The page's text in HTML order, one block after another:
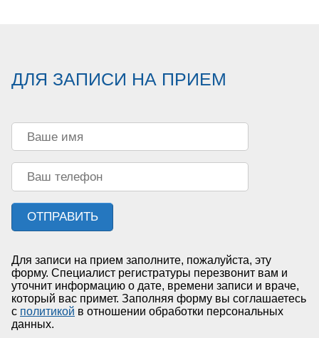
ДЛЯ ЗАПИСИ НА ПРИЕМ
Для записи на прием заполните, пожалуйста, эту
форму. Специалист регистратуры перезвонит вам и
уточнит информацию о дате, времени записи и враче,
который вас примет. Заполняя форму вы соглашаетесь
с политикой в отношении обработки персональных
данных.